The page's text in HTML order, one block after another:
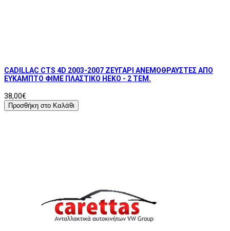
CADILLAC CTS 4D 2003-2007 ΖΕΥΓΑΡΙ ΑΝΕΜΟΘΡΑΥΣΤΕΣ ΑΠΟ
ΕΥΚΑΜΠΤΟ ΦΙΜΕ ΠΛΑΣΤΙΚΟ HEKO - 2 ΤΕΜ.
38,00€
Προσθήκη στο Καλάθι